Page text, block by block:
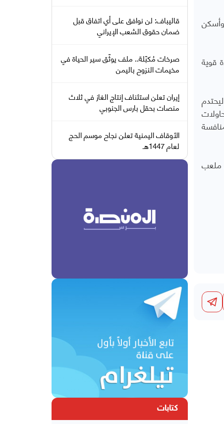
ما تحقق لهم في الدقيقة (51) بتسديدة قوية
ما سجل عبدالرحمن الشامي الهدف الثاني لوحدة صنعاء في الدقيقة (58)، ليحتدم
ليدخل دائرة المنافسة
ملعب
قاليباف: لن نوافق على أي اتفاق قبل
ضمان حقوق الشعب الإيراني
صرخات مُكبّلة.. ملف يوثّق سير الحياة في
مخيمات النزوح باليمن
إيران تعلن استئناف إنتاج الغاز في ثلاث
منصات بحقل بارس الجنوبي
الأوقاف اليمنية تعلن نجاح موسم الحج
لعام 1447هـ
كتابات